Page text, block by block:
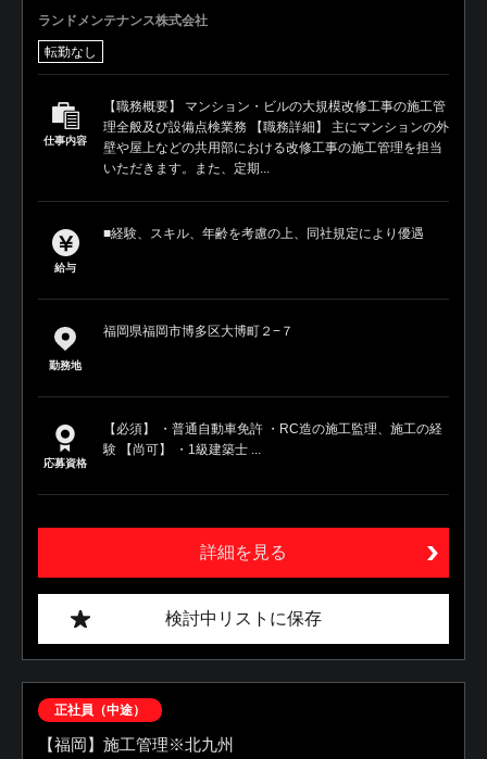
ランドメンテナンス株式会社
転勤なし
仕事内容
【職務概要】 マンション・ビルの大規模改修工事の施工管
理全般及び設備点検業務 【職務詳細】 主にマンションの外
壁や屋上などの共用部における改修工事の施工管理を担当
いただきます。また、定期...
給与
■経験、スキル、年齢を考慮の上、同社規定により優遇
勤務地
福岡県福岡市博多区大博町２−７
応募資格
【必須】 ・普通自動車免許 ・RC造の施工監理、施工の経
験 【尚可】 ・1級建築士 ...
詳細を見る
検討中リストに保存
正社員（中途）
【福岡】施工管理※北九州